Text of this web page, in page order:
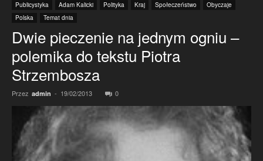
Publicystyka Adam Kalicki Polityka Kraj Społeczeństwo
Obyczaje
Polska
Temat dnia
Dwie pieczenie na jednym ogniu –
polemika do tekstu Piotra
Strzembosza
Przez admin - 19/02/2013 0